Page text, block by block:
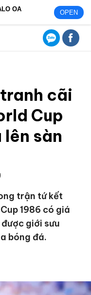
OA OPEN
cãi
Cup
sàn
trận tứ kết
1986 có giá
giới sưu
bóng đá.